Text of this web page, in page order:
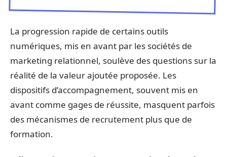
La progression rapide de certains outils
numériques, mis en avant par les sociétés de
marketing relationnel, soulève des questions sur la
réalité de la valeur ajoutée proposée. Les
dispositifs d’accompagnement, souvent mis en
avant comme gages de réussite, masquent parfois
des mécanismes de recrutement plus que de
formation.